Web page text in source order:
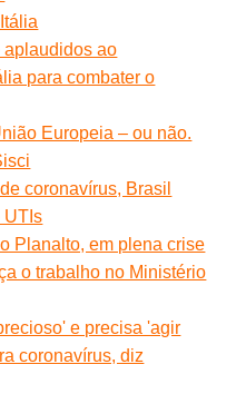
aplaudidos ao
para combater o
Europeia – ou não.
coronavírus, Brasil
UTIs
Planalto, em plena crise
o trabalho no Ministério
e precisa 'agir
coronavírus, diz